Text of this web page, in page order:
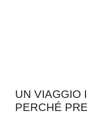
UN VIAGGIO
PERCHÉ